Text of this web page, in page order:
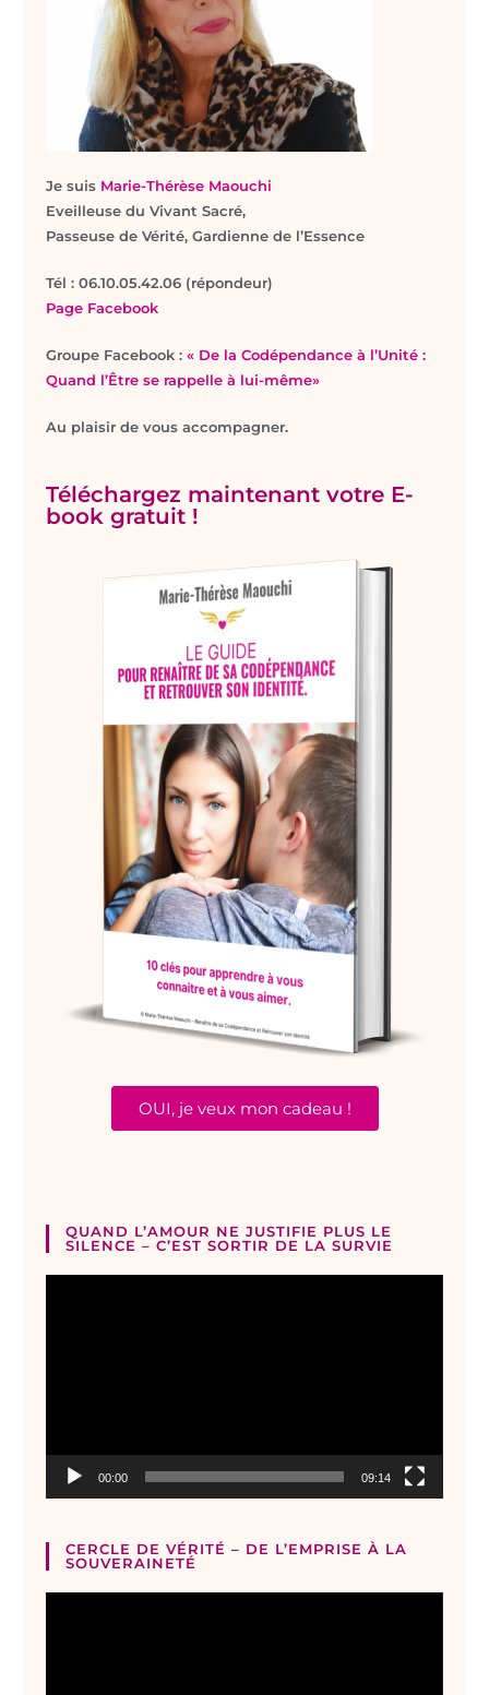
Je suis Marie-Thérèse Maouchi
Eveilleuse du Vivant Sacré,
Passeuse de Vérité, Gardienne de l’Essence
Tél : 06.10.05.42.06 (répondeur)
Page Facebook
Groupe Facebook :« De la Codépendance à l’Unité :
Quand l’Être se rappelle à lui-même»
Au plaisir de vous accompagner.
Téléchargez maintenant votre E-
book gratuit !
OUI, je veux mon cadeau !
QUAND L’AMOUR NE JUSTIFIE PLUS LE
SILENCE – C’EST SORTIR DE LA SURVIE
00:00 09:14
CERCLE DE VÉRITÉ – DE L’EMPRISE À LA
SOUVERAINETÉ